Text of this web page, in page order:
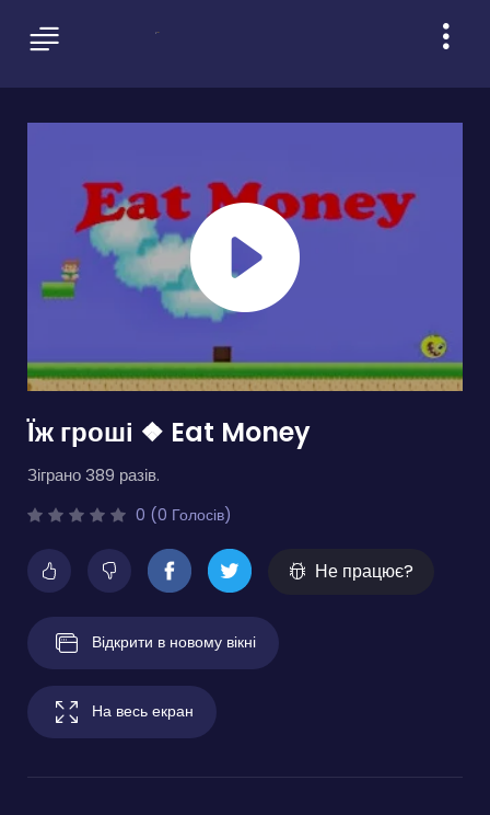
Їж гроші ❖ Eat Money
Зіграно 389 разів.
0 (0 Голосів)
Не працює?
Відкрити в новому вікні
На весь екран